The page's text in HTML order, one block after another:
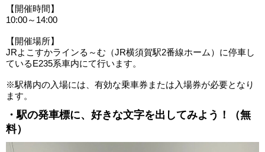
【開催時間】
10:00～14:00
【開催場所】
JRよこすかラインる～む（JR横須賀駅2番線ホーム）に停車し
ているE235系車内にて行います。
※駅構内の入場には、有効な乗車券または入場券が必要となり
ます。
・駅の発車標に、好きな文字を出してみよう！（無
料）